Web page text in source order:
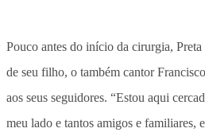
Pouco antes do início da cirurgia,
de seu filho, o também cantor
aos seus seguidores. “Estou aqui
meu lado e tantos amigos e familiares,